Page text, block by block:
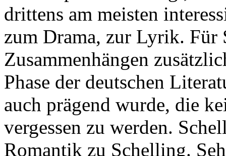
drittens am meisten
zum Drama, zur Lyrik. Für
Zusammenhängen
Phase der deutschen
auch prägend wurde, die
vergessen zu werden.
Romantik zu Schelling.